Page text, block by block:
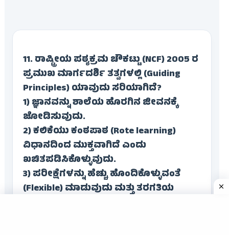
11. ರಾಷ್ಟ್ರೀಯ ಪಠ್ಯಕ್ರಮ ಚೌಕಟ್ಟು (NCF) 2005 ರ
ಪ್ರಮುಖ ಮಾರ್ಗದರ್ಶಿ ತತ್ವಗಳಲ್ಲಿ (Guiding
Principles) ಯಾವುದು ಸರಿಯಾಗಿದೆ?
1) ಜ್ಞಾನವನ್ನು ಶಾಲೆಯ ಹೊರಗಿನ ಜೀವನಕ್ಕೆ
ಜೋಡಿಸುವುದು.
2) ಕಲಿಕೆಯು ಕಂಠಪಾಠ (Rote learning)
ವಿಧಾನದಿಂದ ಮುಕ್ತವಾಗಿದೆ ಎಂದು
ಖಚಿತಪಡಿಸಿಕೊಳ್ಳುವುದು.
3) ಪರೀಕ್ಷೆಗಳನ್ನು ಹೆಚ್ಚು ಹೊಂದಿಕೊಳ್ಳುವಂತೆ
(Flexible) ಮಾಡುವುದು ಮತ್ತು ತರಗತಿಯ